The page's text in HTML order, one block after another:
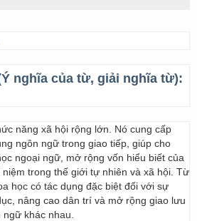
nghĩa của từ, giải nghĩa từ):
năng xã hội rộng lớn. Nó cung cấp
ngôn ngữ trong giao tiếp, giúp cho
ngoại ngữ, mở rộng vốn hiểu biết của
trong thế giới tự nhiên và xã hội. Từ
học có tác dụng đặc biệt đối với sự
nâng cao dân trí và mở rộng giao lưu
khác nhau.